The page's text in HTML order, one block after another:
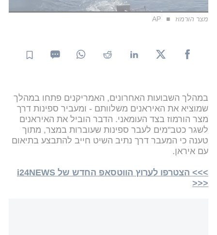
מצר הורמוז AP
במהלך השבועות האחרונים, האמריקנים פתחו במהלך
שמוציא את האיראנים משלוותם - ומעביר ספינות דרך
מצר הורמוז בצד העומאני. הדבר הוביל את האיראנים
לשגר כטב"מים לעבר ספינות שעוברות במצר, מתוך
טענה כי המעבר דרך נתיב השיט חייב להתבצע בתיאום
עם איראן.
>>> הצטרפו לערוץ הווטסאפ החדש של i24NEWS
<<<